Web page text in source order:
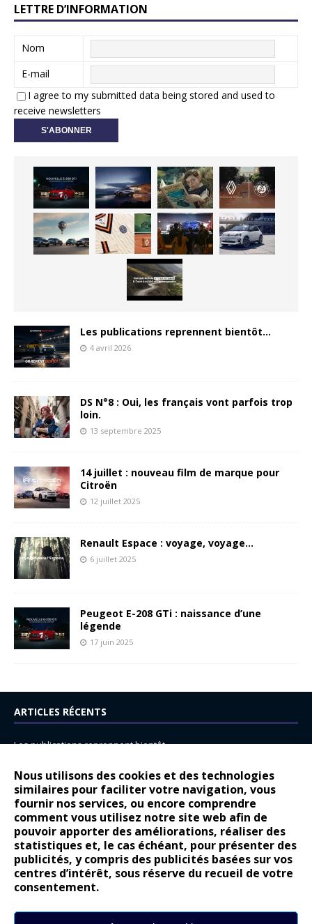
Nous utilisons des cookies et des technologies
similaires pour faciliter votre navigation, vous
fournir nos services, ou encore comprendre
comment vous utilisez notre site web afin de
pouvoir apporter des améliorations, réaliser des
statistiques et, le cas échéant, pour présenter des
publicités, y compris des publicités basées sur vos
centres d’intérêt, sous réserve du recueil de votre
consentement.
LETTRE D’INFORMATION
Nom
E-mail
I agree to my submitted data being stored and used to
receive newsletters
Les publications reprennent bientôt…
4 avril 2026
DS N°8 : Oui, les français vont parfois trop
loin.
13 septembre 2025
14 juillet : nouveau film de marque pour
Citroën
12 juillet 2025
Renault Espace : voyage, voyage…
6 juillet 2025
Peugeot E-208 GTi : naissance d’une
légende
17 juin 2025
ARTICLES RÉCENTS
Les publications reprennent bientôt…
14 juillet : nouveau film de marque pour Citroën
Renault Espace : voyage, voyage…
Peugeot E-208 GTi : naissance d’une légende
COMMENTAIRES RÉCENTS
Bernard Dardartdans
Gilly